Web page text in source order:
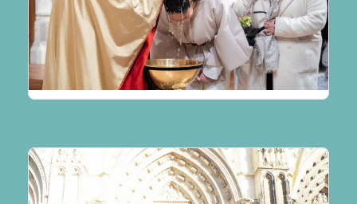
780 visages tournés vers le Christ
lire plus